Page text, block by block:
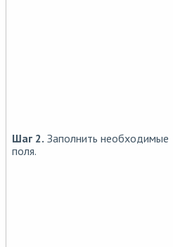
Шаг 2. Заполнить необходимые
поля.